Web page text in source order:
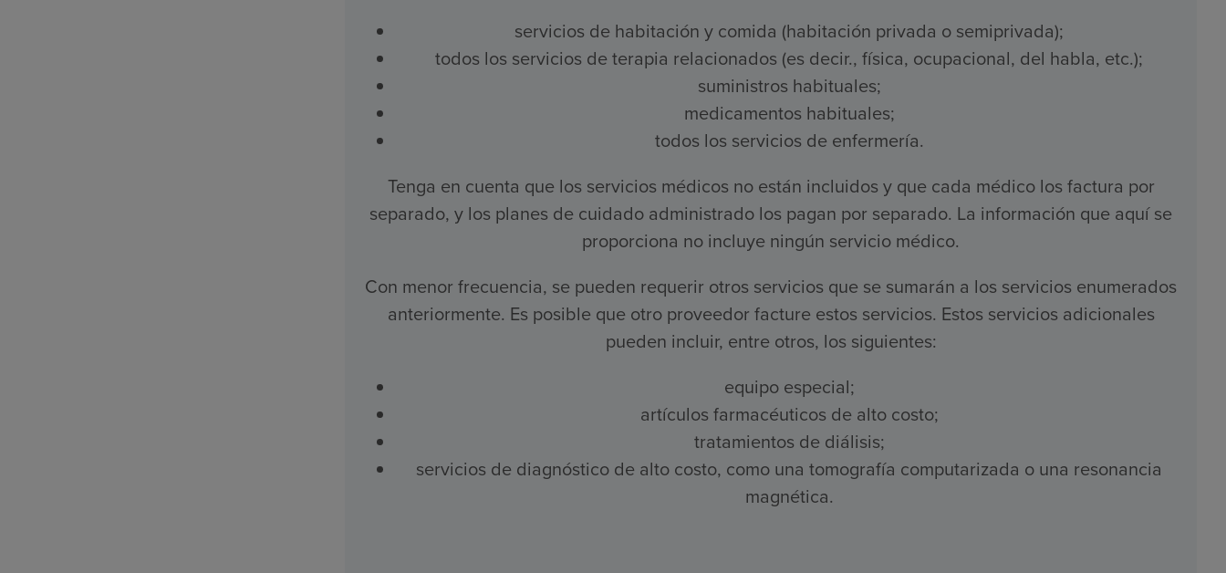
servicios de habitación y comida (habitación privada o semiprivada);
todos los servicios de terapia relacionados (es decir., física, ocupacional, del habla, etc.);
suministros habituales;
medicamentos habituales;
todos los servicios de enfermería.
Tenga en cuenta que los servicios médicos no están incluidos y que cada médico los factura por
separado, y los planes de cuidado administrado los pagan por separado. La información que aquí se
proporciona no incluye ningún servicio médico.
Con menor frecuencia, se pueden requerir otros servicios que se sumarán a los servicios enumerados
anteriormente. Es posible que otro proveedor facture estos servicios. Estos servicios adicionales
pueden incluir, entre otros, los siguientes:
equipo especial;
artículos farmacéuticos de alto costo;
tratamientos de diálisis;
servicios de diagnóstico de alto costo, como una tomografía computarizada o una resonancia
magnética.